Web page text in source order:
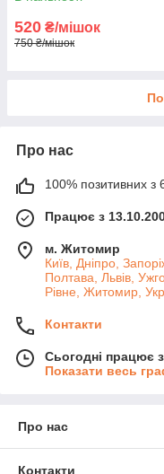
520 ₴/мішок
750 ₴/мішок
Про нас
100% позитивних з 6
Працює з
м. Житомир
Київ, Дніпро,
Полтава, Львів,
Рівне, Житомир,
Контакти
Сьогодні працює
Показати весь
Про нас
Контакти